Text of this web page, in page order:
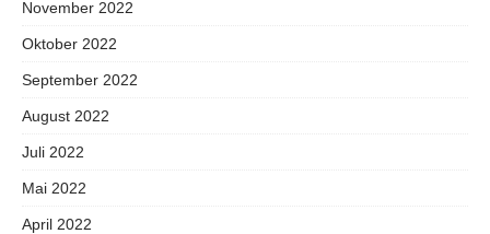
November 2022
Oktober 2022
September 2022
August 2022
Juli 2022
Mai 2022
April 2022